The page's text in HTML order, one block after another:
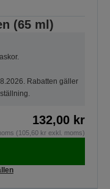
(65 ml)
Rabatten gäller
132,00 kr
(105,60 kr exkl. moms)